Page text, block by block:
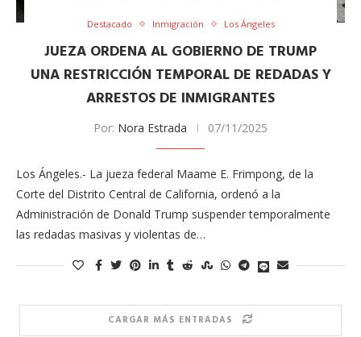
Destacado Inmigración Los Ángeles
JUEZA ORDENA AL GOBIERNO DE TRUMP
UNA RESTRICCIÓN TEMPORAL DE REDADAS Y
ARRESTOS DE INMIGRANTES
Por: Nora Estrada 07/11/2025
Los Ángeles.- La jueza federal Maame E. Frimpong, de la
Corte del Distrito Central de California, ordenó a la
Administración de Donald Trump suspender temporalmente
las redadas masivas y violentas de…
CARGAR MÁS ENTRADAS